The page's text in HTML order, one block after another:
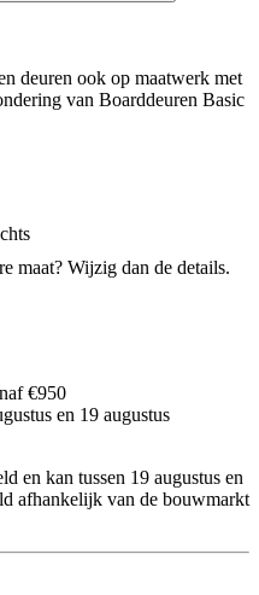
deuren ook op maatwerk met
van Boarddeuren Basic
maat? Wijzig dan de details.
€950
en 19 augustus
en kan tussen 19 augustus en
afhankelijk van de bouwmarkt